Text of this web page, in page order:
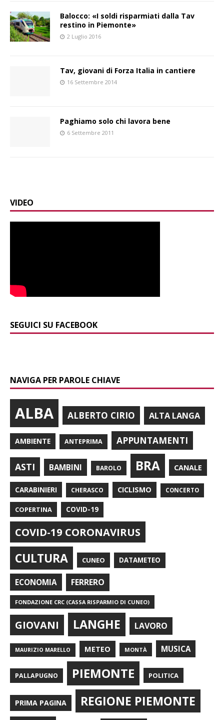
Balocco: «I soldi risparmiati dalla Tav
restino in Piemonte»
2 Luglio 2016
Tav, giovani di Forza Italia in cantiere
16 Settembre 2014
Paghiamo solo chi lavora bene
6 Settembre 2011
VIDEO
SEGUICI SU FACEBOOK
NAVIGA PER PAROLE CHIAVE
ALBA ALBERTO CIRIO ALTA LANGA
AMBIENTE ANTEPRIMA APPUNTAMENTI
ASTI BAMBINI BAROLO BRA CANALE
CARABINIERI CHERASCO CICLISMO CONCERTO
COPERTINA COVID-19
COVID-19 CORONAVIRUS
CULTURA CUNEO DATAMETEO
ECONOMIA FERRERO
FONDAZIONE CRC (CASSA RISPARMIO DI CUNEO)
GIOVANI LANGHE LAVORO
MAURIZIO MARELLO METEO MONTÀ MUSICA
PALLAPUGNO PIEMONTE POLITICA
PRIMA PAGINA REGIONE PIEMONTE